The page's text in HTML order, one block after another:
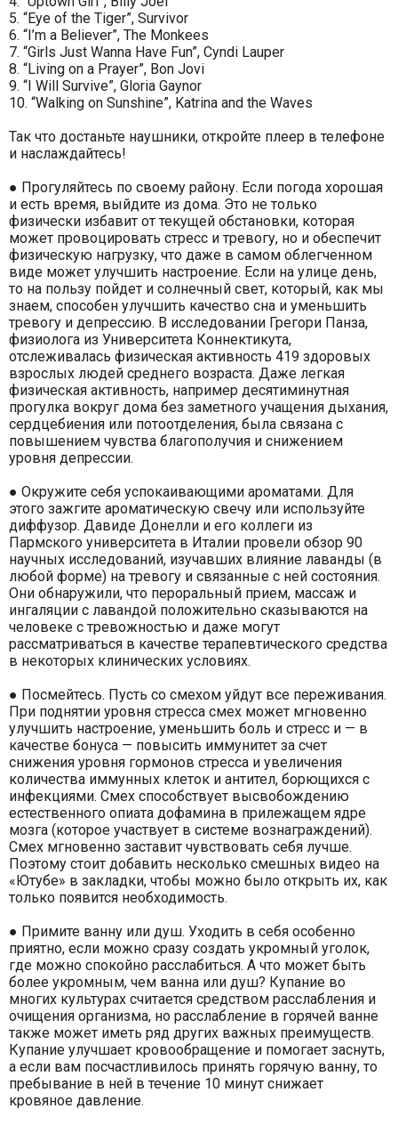
5. “Eye of the Tiger”, Survivor
6. “I’m a Believer”, The Monkees
7. “Girls Just Wanna Have Fun”, Cyndi Lauper
8. “Living on a Prayer”, Bon Jovi
9. “I Will Survive”, Gloria Gaynor
10. “Walking on Sunshine”, Katrina and the Waves
Так что достаньте наушники, откройте плеер в телефоне
и наслаждайтесь!
● Прогуляйтесь по своему району. Если погода хорошая
и есть время, выйдите из дома. Это не только
физически избавит от текущей обстановки, которая
может провоцировать стресс и тревогу, но и обеспечит
физическую нагрузку, что даже в самом облегченном
виде может улучшить настроение. Если на улице день,
то на пользу пойдет и солнечный свет, который, как мы
знаем, способен улучшить качество сна и уменьшить
тревогу и депрессию. В исследовании Грегори Панза,
физиолога из Университета Коннектикута,
отслеживалась физическая активность 419 здоровых
взрослых людей среднего возраста. Даже легкая
физическая активность, например десятиминутная
прогулка вокруг дома без заметного учащения дыхания,
сердцебиения или потоотделения, была связана с
повышением чувства благополучия и снижением
уровня депрессии.
● Окружите себя успокаивающими ароматами. Для
этого зажгите ароматическую свечу или используйте
диффузор. Давиде Донелли и его коллеги из
Пармского университета в Италии провели обзор 90
научных исследований, изучавших влияние лаванды (в
любой форме) на тревогу и связанные с ней состояния.
Они обнаружили, что пероральный прием, массаж и
ингаляции с лавандой положительно сказываются на
человеке с тревожностью и даже могут
рассматриваться в качестве терапевтического средства
в некоторых клинических условиях.
● Посмейтесь. Пусть со смехом уйдут все переживания.
При поднятии уровня стресса смех может мгновенно
улучшить настроение, уменьшить боль и стресс и — в
качестве бонуса — повысить иммунитет за счет
снижения уровня гормонов стресса и увеличения
количества иммунных клеток и антител, борющихся с
инфекциями. Смех способствует высвобождению
естественного опиата дофамина в прилежащем ядре
мозга (которое участвует в системе вознаграждений).
Смех мгновенно заставит чувствовать себя лучше.
Поэтому стоит добавить несколько смешных видео на
«Ютубе» в закладки, чтобы можно было открыть их, как
только появится необходимость.
● Примите ванну или душ. Уходить в себя особенно
приятно, если можно сразу создать укромный уголок,
где можно спокойно расслабиться. А что может быть
более укромным, чем ванна или душ? Купание во
многих культурах считается средством расслабления и
очищения организма, но расслабление в горячей ванне
также может иметь ряд других важных преимуществ.
Купание улучшает кровообращение и помогает заснуть,
а если вам посчастливилось принять горячую ванну, то
пребывание в ней в течение 10 минут снижает
кровяное давление.